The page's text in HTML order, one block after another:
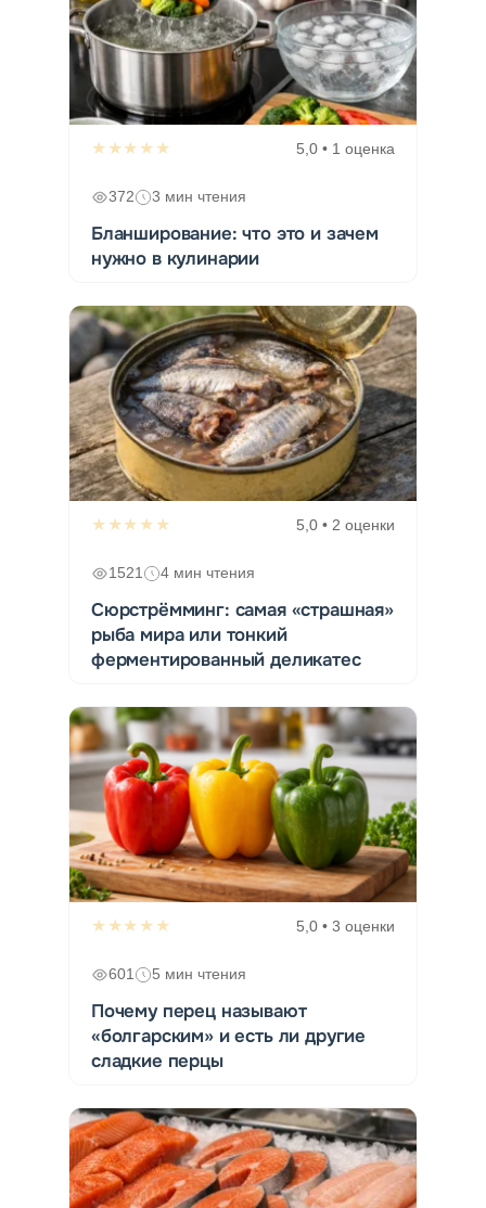
★★★★★ 5,0 • 1 оценка
372 3 мин чтения
Бланширование: что это и зачем
нужно в кулинарии
★★★★★ 5,0 • 2 оценки
1521 4 мин чтения
Сюрстрёмминг: самая «страшная»
рыба мира или тонкий
ферментированный деликатес
★★★★★ 5,0 • 3 оценки
601 5 мин чтения
Почему перец называют
«болгарским» и есть ли другие
сладкие перцы